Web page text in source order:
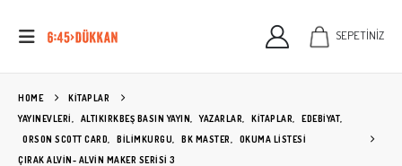
SEPETİNİZ
HOME
KITAPLAR
YAYINEVLERİ
ALTIKIRKBEŞ BASIN YAYIN YAZARLAR KİTAPLAR EDEBIYAT
ORSON SCOTT CARD
BILIMKURGU BK MASTER
OKUMA LISTESI
ÇIRAK ALVIN- ALVIN MAKER SERISI 3